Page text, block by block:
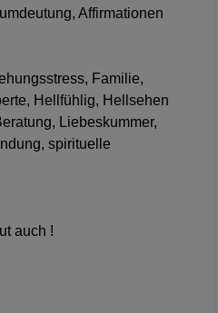
Affirmationen
, Familie,
, Hellfühlig, Hellsehen
, Liebeskummer,
, spirituelle
auch !